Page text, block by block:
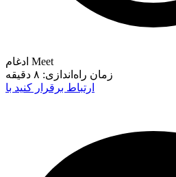
ادغام Meet
زمان راه‌اندازی: ۸ دقیقه
ارتباط برقرار کنید با